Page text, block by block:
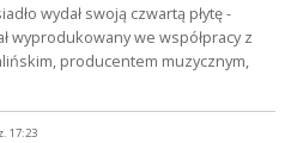
wydał swoją czwartą płytę -
wyprodukowany we współpracy z
producentem muzycznym,
17:23